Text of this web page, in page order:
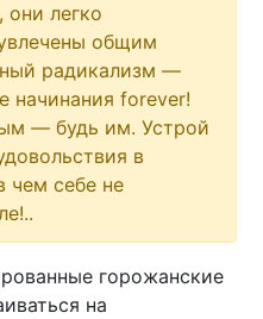
легко
общим
радикализм —
начинания forever!
— будь им. Устрой
в
чем себе не
горожанские
на